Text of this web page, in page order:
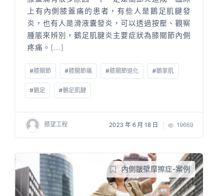
上有內側膝蓋痛的患者，有些人是鵝足肌腱發
炎，也有人是滑液囊發炎，可以透過按壓、觀察
腫脹來辨別，鵝足肌腱炎主要症狀為膝關節內側
疼痛。 [...]
#膝關節 #膝關節痛 #膝關節退化 #鵝掌肌
#鵝足 #鵝足肌腱
膝望工程 2023 年 6 月 18 日 19669
內側皺壁摩擦症-案例